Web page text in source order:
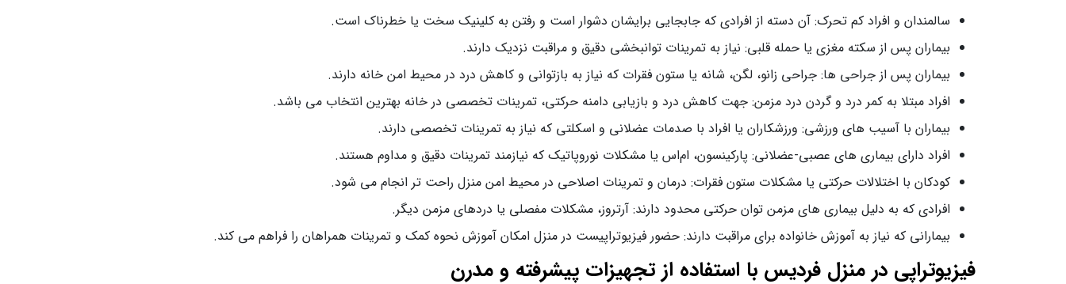
سالمندان و افراد کم‌ تحرک: آن دسته از افرادی که جابجایی برایشان دشوار است و رفتن به کلینیک سخت یا خطرناک است.
بیماران پس از سکته مغزی یا حمله قلبی: نیاز به تمرینات توانبخشی دقیق و مراقبت نزدیک دارند.
بیماران پس از جراحی‌ ها: جراحی زانو، لگن، شانه یا ستون فقرات که نیاز به بازتوانی و کاهش درد در محیط امن خانه دارند.
افراد مبتلا به کمر درد و گردن‌ درد مزمن: جهت کاهش درد و بازیابی دامنه حرکتی، تمرینات تخصصی در خانه بهترین انتخاب می باشد.
بیماران با آسیب‌ های ورزشی: ورزشکاران یا افراد با صدمات عضلانی و اسکلتی که نیاز به تمرینات تخصصی دارند.
افراد دارای بیماری‌ های عصبی-عضلانی: پارکینسون، ام‌اس یا مشکلات نوروپاتیک که نیازمند تمرینات دقیق و مداوم هستند.
کودکان با اختلالات حرکتی یا مشکلات ستون فقرات: درمان و تمرینات اصلاحی در محیط امن منزل راحت‌ تر انجام می‌ شود.
افرادی که به دلیل بیماری‌ های مزمن توان حرکتی محدود دارند: آرتروز، مشکلات مفصلی یا دردهای مزمن دیگر.
بیمارانی که نیاز به آموزش خانواده برای مراقبت دارند: حضور فیزیوتراپیست در منزل امکان آموزش نحوه کمک و تمرینات همراهان را فراهم می‌ کند.
فیزیوتراپی در منزل فردیس با استفاده از تجهیزات پیشرفته و مدرن